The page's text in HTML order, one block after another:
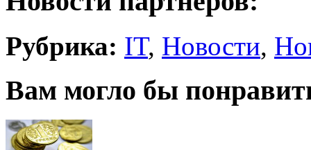
Рубрика: IT, Новости,
Вам могло бы